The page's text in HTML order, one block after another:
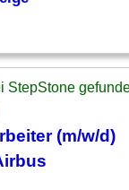
StepStone
(m/w/d)